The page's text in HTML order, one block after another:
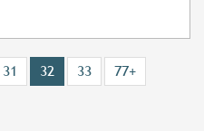
31 32 33
77+